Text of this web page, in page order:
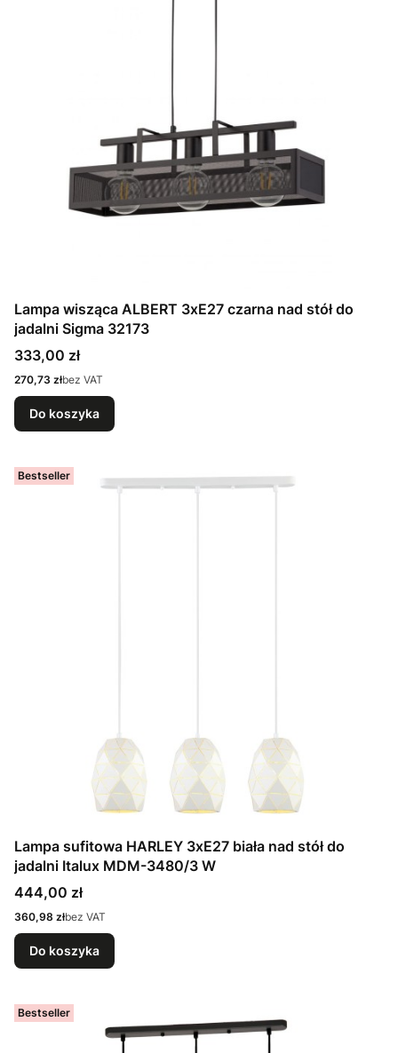
Lampa wisząca ALBERT 3xE27 czarna nad stół do
jadalni Sigma 32173
Cena
333,00 zł
Cena
270,73 złbez VAT
Do koszyka
Bestseller
Lampa sufitowa HARLEY 3xE27 biała nad stół do
jadalni Italux MDM-3480/3 W
Cena
444,00 zł
Cena
360,98 złbez VAT
Do koszyka
Bestseller